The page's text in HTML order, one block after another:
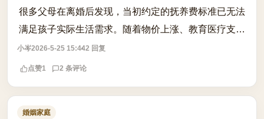
很多父母在离婚后发现，当初约定的抚养费标准已无法
满足孩子实际生活需求。随着物价上涨、教育医疗支出
增加，原本每月1000元的抚养费可能连学费都覆盖不
了。更棘手的是，当对方收入大幅增加时，...
小岑2026-5-25 15:442 回复
点赞1 2 条评论
婚姻家庭